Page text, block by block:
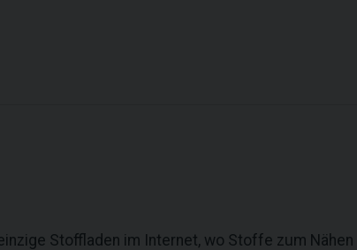
Stoffladen im Internet, wo Stoffe zum